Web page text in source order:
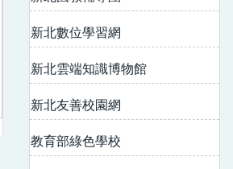
新北數位學習網
新北雲端知識博物館
新北友善校園網
教育部綠色學校